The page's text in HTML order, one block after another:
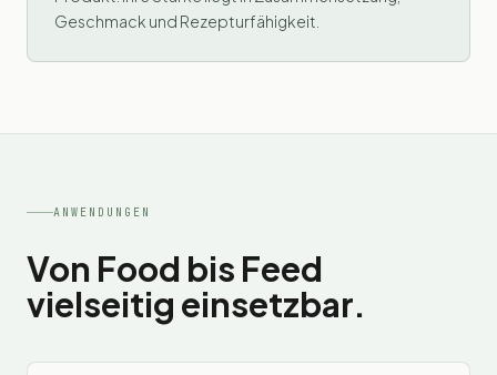
Geschmack und Rezepturfähigkeit.
ANWENDUNGEN
Von Food bis Feed
vielseitig einsetzbar.